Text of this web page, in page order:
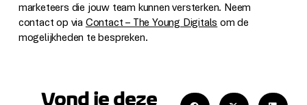
marketeers die jouw team kunnen versterken. Neem
contact op via Contact – The Young Digitals om de
mogelijkheden te bespreken.
Vond je deze